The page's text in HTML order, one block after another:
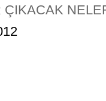
ÇIKACAK